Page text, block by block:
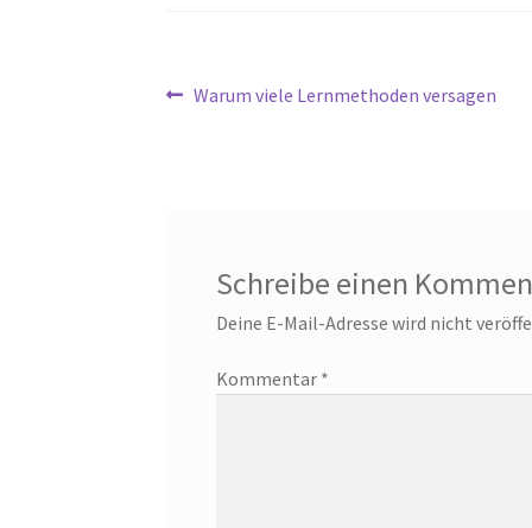
Beitragsnavigation
Vorheriger
Warum viele Lernmethoden versagen
Schreibe einen
Deine E-Mail-Adresse wird nicht
Kommentar *